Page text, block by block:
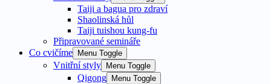
Taiji a bagua pro zdraví
Shaolinská hůl
Taiji tuishou kung-fu
Připravované semináře
Co cvičíme
Menu Toggle
Vnitřní styly Menu Toggle
Qigong Menu Toggle